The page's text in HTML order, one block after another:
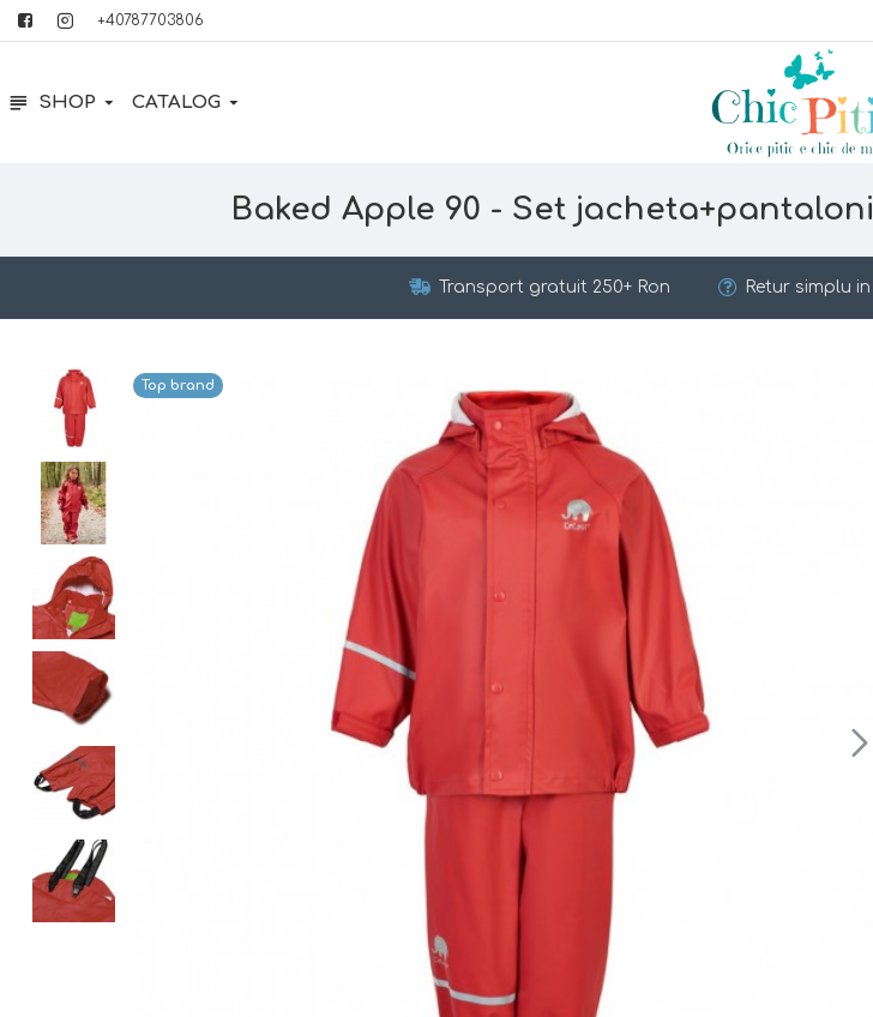
+40787703806
SHOP CATALOG
Baked Apple 90 - Set
Transport gratuit 250+ Ron Retur simplu in
Top brand